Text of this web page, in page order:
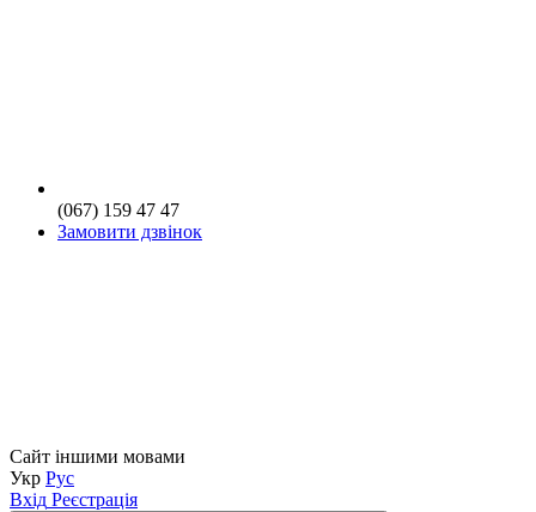
(067) 159 47 47
Замовити дзвінок
Сайт іншими мовами
Укр Рус
Вхід Реєстрація